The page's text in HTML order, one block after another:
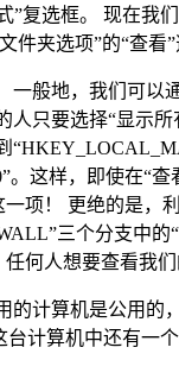
”复选框。 现在我
件夹选项”的“查看
一般地，我们可
只要选择“显示
。这样，即使在
项！ 更绝的是，
三个分支中
任何人想要查看
的计算机是公用的
计算机中还有一